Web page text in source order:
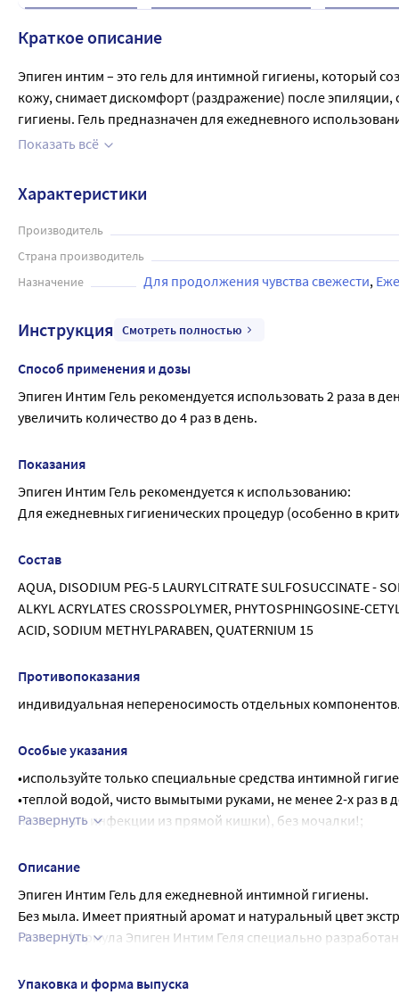
Краткое описание
Эпиген интим – это гель для интимной гигиены, который
кожу, снимает дискомфорт (раздражение) после эпиляции,
гигиены. Гель предназначен для ежедневного
– идеальное средство для избежания дискомфорта и
Показать всё
Характеристики
Производитель
Страна производитель
Назначение Для продолжения чувства свежести
Инструкция Смотреть полностью
Способ применения и дозы
Эпиген Интим Гель рекомендуется использовать 2 раза в
увеличить количество до 4 раз в день.
Показания
Эпиген Интим Гель рекомендуется к использованию:
Для ежедневных гигиенических процедур (особенно в
Состав
AQUA, DISODIUM PEG-5 LAURYLCITRATE SULFOSUCCINATE -
ALKYL ACRYLATES CROSSPOLYMER, PHYTOSPHINGOSINE-
ACID, SODIUM METHYLPARABEN, QUATERNIUM 15
Противопоказания
индивидуальная непереносимость отдельных компонентов.
Особые указания
•используйте только специальные средства интимной
•теплой водой, чисто вымытыми руками, не менее 2-х раз
попадания инфекции из прямой кишки), без мочалки!;
•полотенце должно быть строго индивидуальным, чистым,
•в дни менструации не следует принимать ванну, лучше
•прокладки следует менять не менее 4-5 раз в сутки,
•во время менструации лучше избегать половых
Развернуть
Описание
Эпиген Интим Гель для ежедневной интимной гигиены.
Без мыла. Имеет приятный аромат и натуральный цвет
Мягкая формула Эпиген Интим Геля специально
Эпиген Интим Гель содержит активированную
Развернуть
Упаковка и форма выпуска